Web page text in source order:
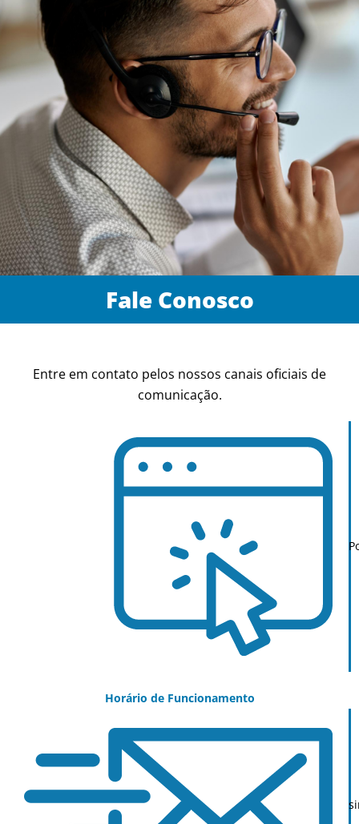
Fale Conosco
Entre em contato pelos nossos canais oficiais de
comunicação.
Horário de Funcionamento